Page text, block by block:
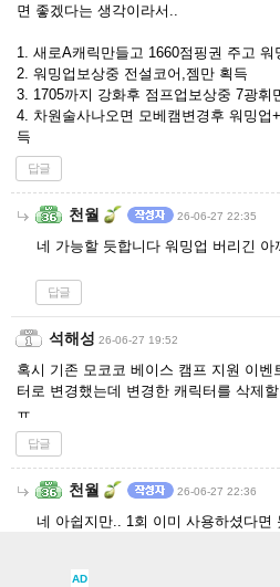
면 좋겠다는 생각이라서..
1. 새로A캐릭만들고 1660점핑권 주고 워
2. 워밍업보상중 전설코어,젬만 획득
3. 1705까지 강화후 점프업보상중 7광휘
4. 차원술사나오면 모베캠변경후 워밍업
득
답글
천월 26-06-27 22:35
네 가능할 듯합니다 워밍업 버리긴 아
답글
석해성 26-06-27 19:52
혹시 기존 모코코 베이스 캠프 지원 이벤
터로 변경했는데 변경한 캐릭터를 삭제
ㅠ
답글
천월 26-06-27 22:36
네 아쉽지만.. 1회 이미 사용하셨다면
AD